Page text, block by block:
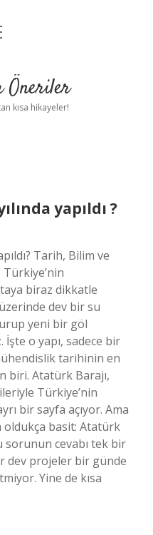
Öneriler
kısa hikayeler!
yapıldı ?
Tarih, Bilim ve
Türkiye’nin
biraz dikkatle
dev bir su
yeni bir göl
o yapı, sadece bir
tarihinin en
biri. Atatürk Barajı,
Türkiye’nin
bir sayfa açıyor. Ama
oldukça basit: Atatürk
sorunun cevabı tek bir
dev projeler bir günde
Yine de kısa